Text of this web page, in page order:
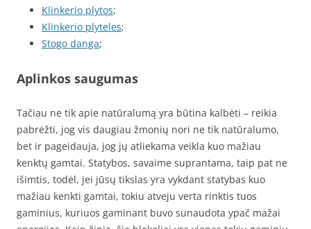
Klinkerio plytos;
Klinkerio plyteles;
Stogo danga;
Aplinkos saugumas
Tačiau ne tik apie natūralumą yra būtina kalbėti – reikia
pabrėžti, jog vis daugiau žmonių nori ne tik natūralumo,
bet ir pageidauja, jog jų atliekama veikla kuo mažiau
kenktų gamtai. Statybos, savaime suprantama, taip pat ne
išimtis, todėl, jei jūsų tikslas yra vykdant statybas kuo
mažiau kenkti gamtai, tokiu atveju verta rinktis tuos
gaminius, kuriuos gaminant buvo sunaudota ypač mažai